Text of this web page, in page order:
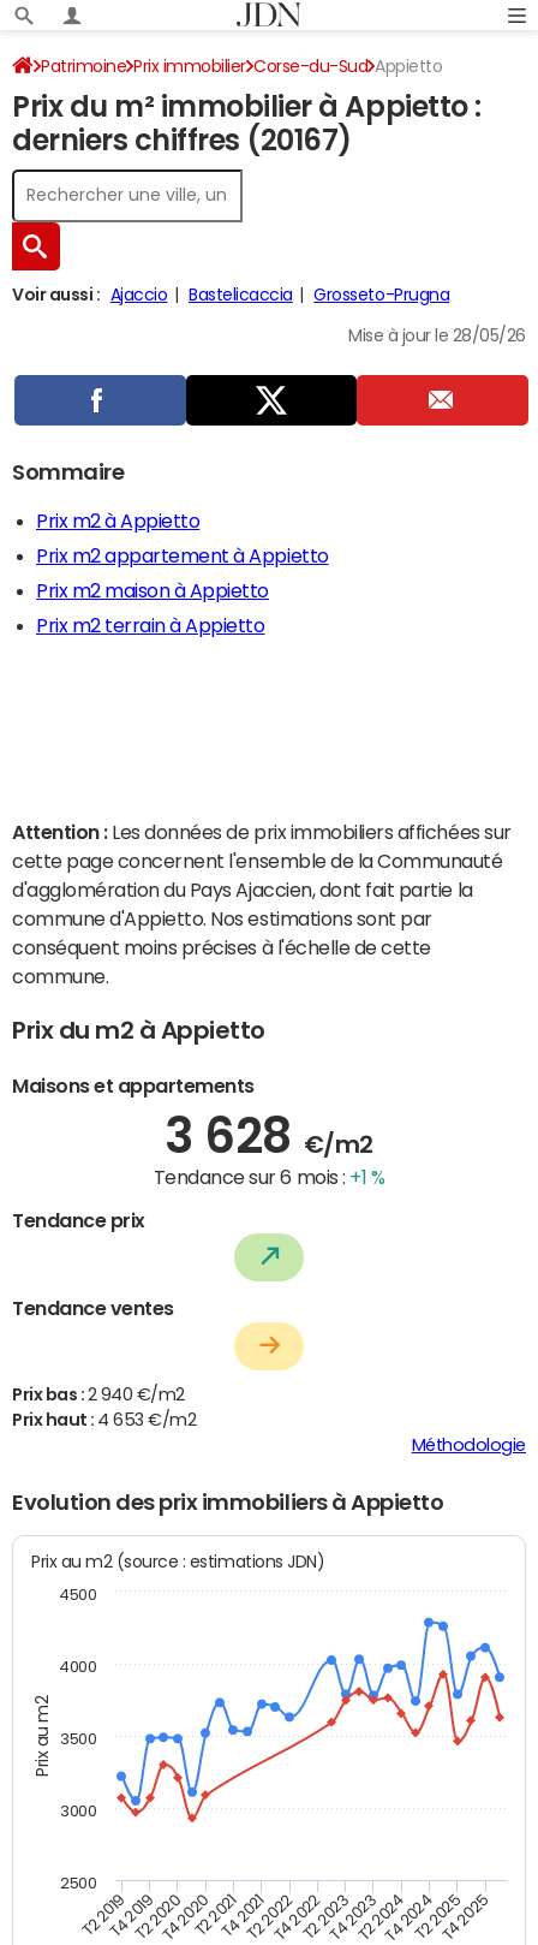
Patrimoine Prix immobilier Corse-du-Sud Appietto
Prix du m² immobilier à Appietto :
derniers chiffres (20167)
Voir aussi : Ajaccio Bastelicaccia Grosseto-Prugna
Mise à jour le 28/05/26
Sommaire
Prix m2 à Appietto
Prix m2 appartement à Appietto
Prix m2 maison à Appietto
Prix m2 terrain à Appietto
Attention : Les données de prix immobiliers affichées sur
cette page concernent l'ensemble de la Communauté
d'agglomération du Pays Ajaccien, dont fait partie la
commune d'Appietto. Nos estimations sont par
conséquent moins précises à l'échelle de cette
commune.
Prix du m2 à Appietto
Maisons et appartements
3 628 €/m2
Tendance sur 6 mois : +1 %
Tendance prix
Tendance ventes
Prix bas : 2 940 €/m2
Prix haut : 4 653 €/m2
Méthodologie
Evolution des prix immobiliers à Appietto
Prix au m2
Prix au m2 (source : estimations JDN)
T2 2019T4 2019T2 2020T4 2020T2 2021T4 2021T2 2022T4 2022T2 2023T4 2023T2 2024T4 2024T2 2025T4 2025
2500
3000
3500
4000
4500